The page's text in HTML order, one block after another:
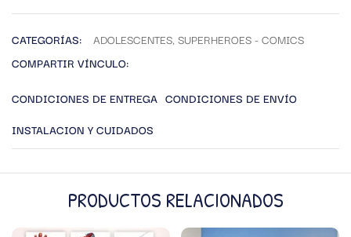
CATEGORÍAS: ADOLESCENTES, SUPERHEROES - COMICS
COMPARTIR VÍNCULO:
CONDICIONES DE ENTREGA CONDICIONES DE ENVÍO
INSTALACION Y CUIDADOS
PRODUCTOS RELACIONADOS